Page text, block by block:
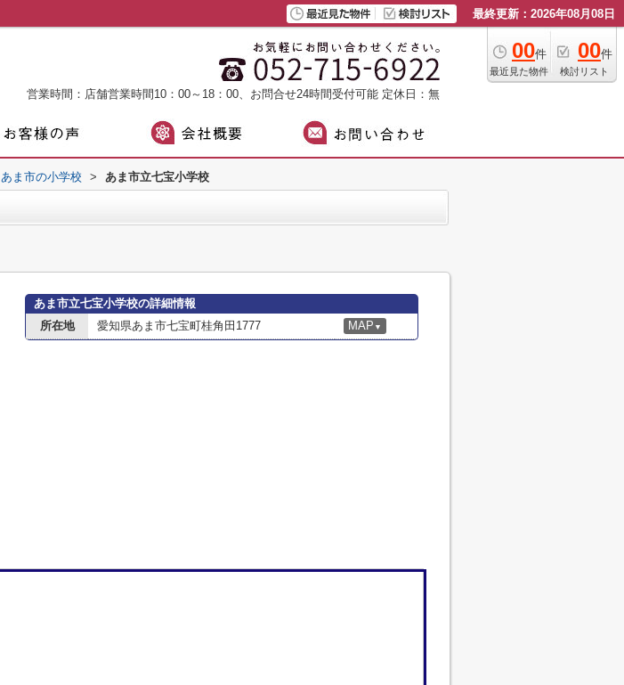
最終更新：2026年08月08日
00件
最近見た物件
00件
検討リスト
営業時間：店舗営業時間10：00～18：00、お問合せ24時間受付可能 定休日：無
あま市の小学校 > あま市立七宝小学校
あま市立七宝小学校の詳細情報
所在地
愛知県あま市七宝町桂角田1777 MAP ▼